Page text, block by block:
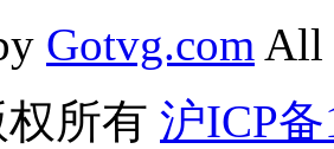
Gotvg.com All
权所有 沪ICP备